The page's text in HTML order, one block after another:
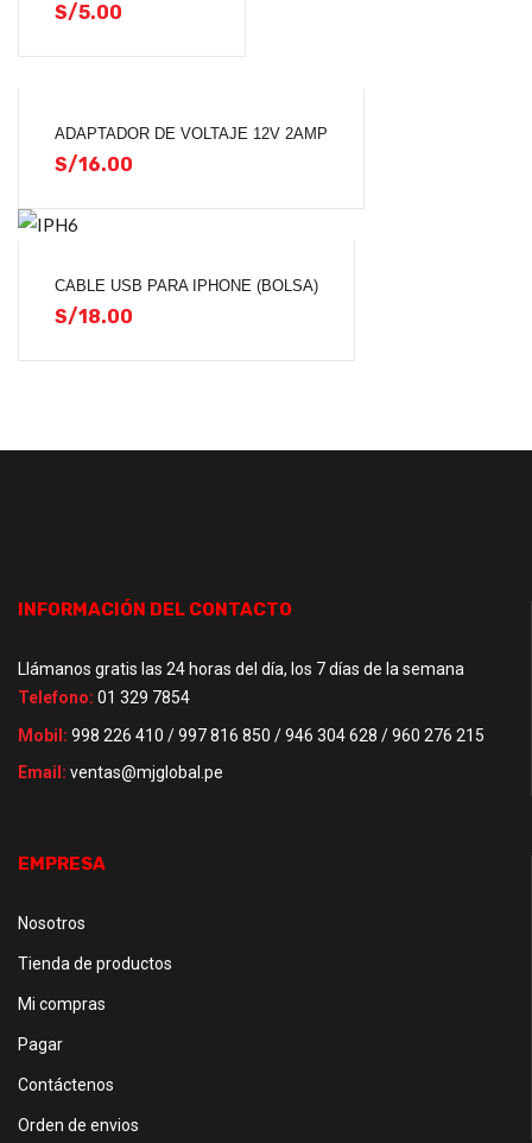
S/5.00
ADAPTADOR DE VOLTAJE 12V 2AMP
S/16.00
CABLE USB PARA IPHONE (BOLSA)
S/18.00
INFORMACIÓN DEL CONTACTO
Llámanos gratis las 24 horas del día, los 7 días de la semana
Telefono: 01 329 7854
Mobil: 998 226 410 / 997 816 850 / 946 304 628 / 960 276 215
Email: ventas@mjglobal.pe
EMPRESA
Nosotros
Tienda de productos
Mi compras
Pagar
Contáctenos
Orden de envios